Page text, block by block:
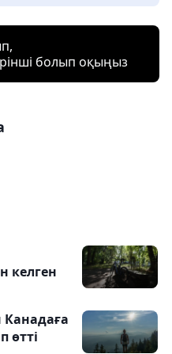
болып оқыңыз
келген
өтті